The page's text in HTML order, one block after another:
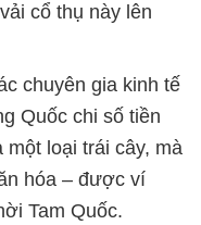
cổ thụ này lên
chuyên gia kinh tế
Quốc chi số tiền
một loại trái cây, mà
hóa – được ví
Tam Quốc.